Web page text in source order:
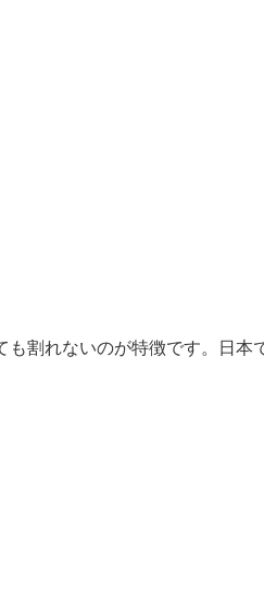
割れないのが特徴です。日本